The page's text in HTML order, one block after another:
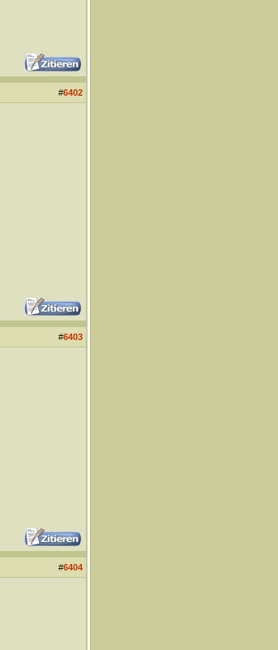
#6402
#6403
#6404